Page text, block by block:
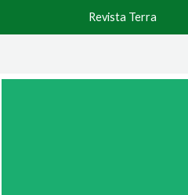
Revista Terra